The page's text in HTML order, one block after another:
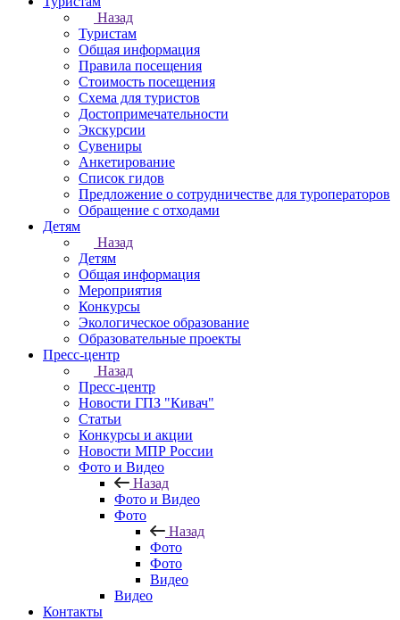
Назад
Туристам
Общая информация
Правила посещения
Стоимость посещения
Схема для туристов
Достопримечательности
Экскурсии
Сувениры
Анкетирование
Список гидов
Предложение о сотрудничестве для туроператоров
Обращение с отходами
Детям
Назад
Детям
Общая информация
Мероприятия
Конкурсы
Экологическое образование
Образовательные проекты
Пресс-центр
Назад
Пресс-центр
Новости ГПЗ "Кивач"
Статьи
Конкурсы и акции
Новости МПР России
Фото и Видео
Назад
Фото и Видео
Фото
Назад
Фото
Фото
Видео
Видео
Контакты